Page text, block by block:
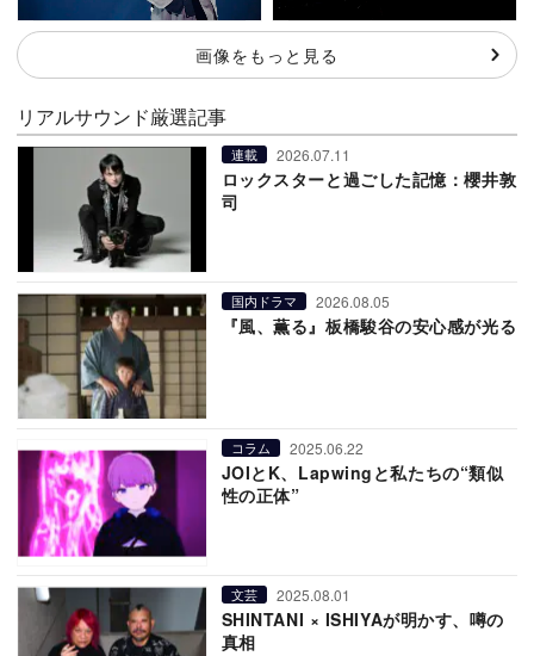
画像をもっと見る
リアルサウンド厳選記事
連載 2026.07.11
ロックスターと過ごした記憶：櫻井敦
司
国内ドラマ 2026.08.05
『風、薫る』板橋駿谷の安心感が光る
コラム 2025.06.22
JOIとK、Lapwingと私たちの“類似
性の正体”
文芸 2025.08.01
SHINTANI × ISHIYAが明かす、噂の
真相